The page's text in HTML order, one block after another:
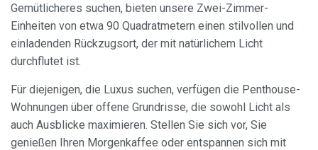
Gemütlicheres suchen, bieten unsere Zwei-Zimmer-
Einheiten von etwa 90 Quadratmetern einen stilvollen und
einladenden Rückzugsort, der mit natürlichem Licht
durchflutet ist.
Für diejenigen, die Luxus suchen, verfügen die Penthouse-
Wohnungen über offene Grundrisse, die sowohl Licht als
auch Ausblicke maximieren. Stellen Sie sich vor, Sie
genießen Ihren Morgenkaffee oder entspannen sich mit